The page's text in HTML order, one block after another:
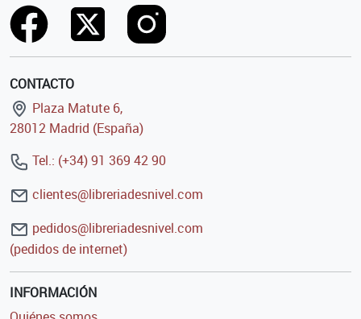
CONTACTO
Plaza Matute 6,
28012 Madrid (España)
Tel.: (+34) 91 369 42 90
clientes@libreriadesnivel.com
pedidos@libreriadesnivel.com
(pedidos de internet)
INFORMACIÓN